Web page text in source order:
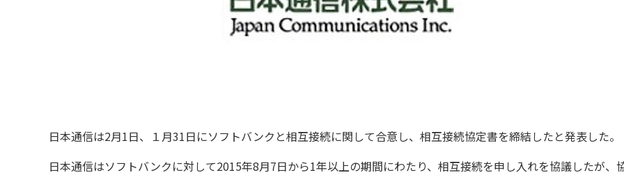
日本通信は2月1日、１月31日にソフトバンクと相互接続に関して合意し、相互接続協定書を締結したと発表した。
日本通信はソフトバンクに対して2015年8月7日から1年以上の期間にわたり、相互接続を申し入れを協議したが、